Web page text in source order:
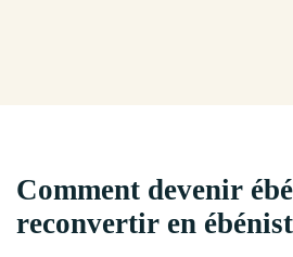
Comment devenir
reconvertir en